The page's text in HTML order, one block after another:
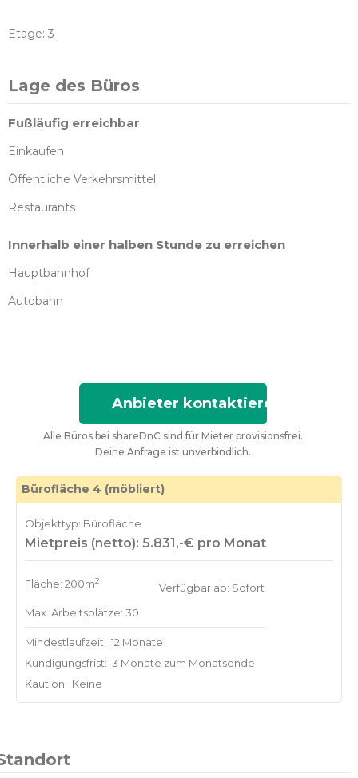
Etage: 3
Lage des Büros
Fußläufig erreichbar
Einkaufen
Öffentliche Verkehrsmittel
Restaurants
Innerhalb einer halben Stunde zu erreichen
Hauptbahnhof
Autobahn
Anbieter kontaktieren
Alle Büros bei shareDnC sind für Mieter provisionsfrei.
Deine Anfrage ist unverbindlich.
Bürofläche 4 (möbliert)
Objekttyp: Bürofläche
Mietpreis (netto): 5.831,-€ pro Monat
Fläche: 200m2
Max. Arbeitsplätze: 30
Verfügbar ab: Sofort
Mindestlaufzeit: 12 Monate
Kündigungsfrist: 3 Monate zum Monatsende
Kaution: Keine